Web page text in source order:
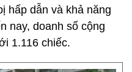
hấp dẫn và khả năng
nay, doanh số cộng
1.116 chiếc.